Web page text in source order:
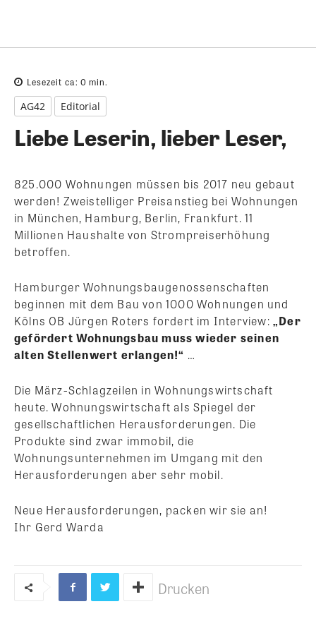
Lesezeit ca: 0 min.
AG42 Editorial
Liebe Leserin, lieber Leser,
825.000 Wohnungen müssen bis 2017 neu gebaut
werden! Zweistelliger Preisanstieg bei Wohnungen
in München, Hamburg, Berlin, Frankfurt. 11
Millionen Haushalte von Strompreiserhöhung
betroffen.
Hamburger Wohnungsbaugenossenschaften
beginnen mit dem Bau von 1000 Wohnungen und
Kölns OB Jürgen Roters fordert im Interview:„Der
gefördert Wohnungsbau muss wieder seinen
alten Stellenwert erlangen!“ …
Die März-Schlagzeilen in Wohnungswirtschaft
heute. Wohnungswirtschaft als Spiegel der
gesellschaftlichen Herausforderungen. Die
Produkte sind zwar immobil, die
Wohnungsunternehmen im Umgang mit den
Herausforderungen aber sehr mobil.
Neue Herausforderungen, packen wir sie an!
Ihr Gerd Warda
Drucken